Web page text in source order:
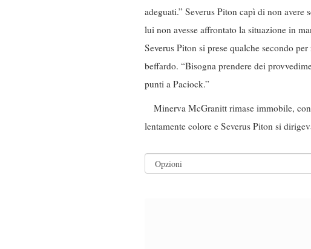
adeguati.” Severus Piton capì di non
lui non avesse affrontato la situazione in
Severus Piton si prese qualche secondo
beffardo. “Bisogna prendere dei
punti a Paciock.”
Minerva McGranitt rimase immobile,
lentamente colore e Severus Piton si